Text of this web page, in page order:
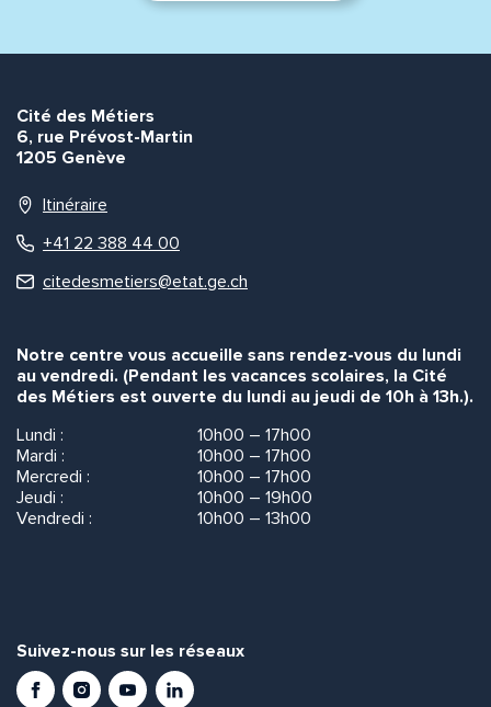
Cité des Métiers
6, rue Prévost-Martin
1205 Genève
Itinéraire
+41 22 388 44 00
citedesmetiers@etat.ge.ch
Notre centre vous accueille sans rendez-vous du lundi
au vendredi. (Pendant les vacances scolaires, la Cité
des Métiers est ouverte du lundi au jeudi de 10h à 13h.).
Lundi :
10h00 – 17h00
Mardi :
10h00 – 17h00
Mercredi :
10h00 – 17h00
Jeudi :
10h00 – 19h00
Vendredi :
10h00 – 13h00
Suivez-nous sur les réseaux
FacebookInstagramYoutubeLinkedIn
Envoyer
Envoyer